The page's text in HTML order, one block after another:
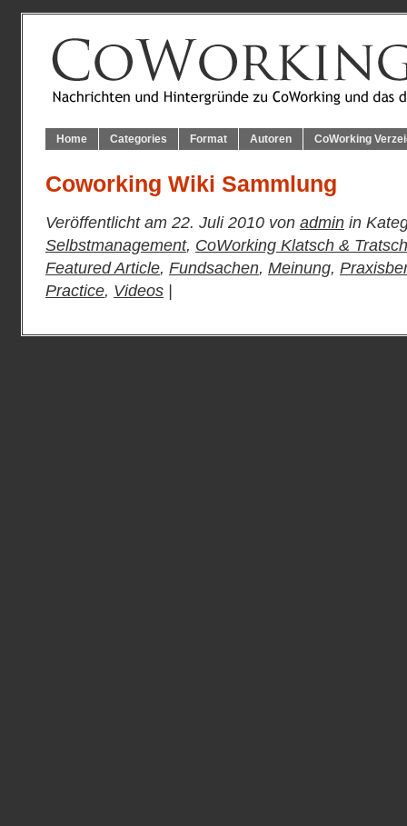
Home Categories Format Autoren CoWorking
Coworking Wiki Sammlung
Veröffentlicht am 22. Juli 2010 von admin in
Selbstmanagement, CoWorking Klatsch & Tratsch
Featured Article, Fundsachen, Meinung,
Practice, Videos